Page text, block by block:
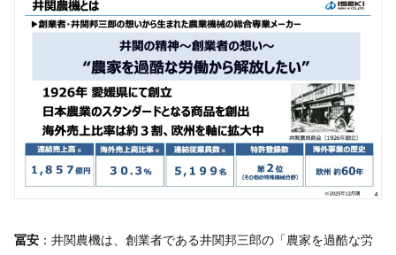
冨安 ：井関農機は、創業者である井関邦三郎の「農家を過酷な労